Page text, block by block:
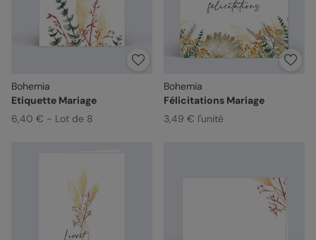
Bohemia
Etiquette Mariage
6,40 € - Lot de 8
Bohemia
Félicitations Mariage
3,49 € l'unité